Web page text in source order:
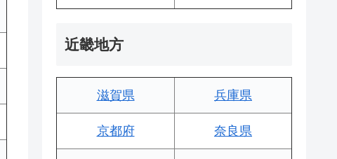
近畿地方
滋賀県 兵庫県
京都府 奈良県